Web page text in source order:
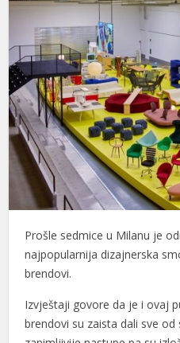
Prošle sedmice u Milanu je
najpopularnija dizajnerska
brendovi.
Izvještaji govore da je i ovaj
brendovi su zaista dali sve